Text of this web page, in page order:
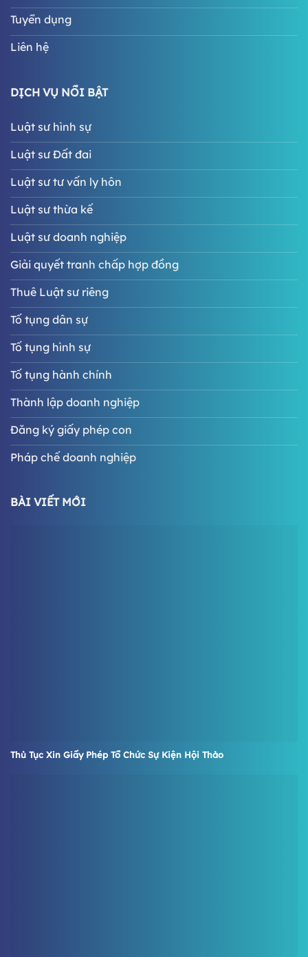
Tuyển dụng
Liên hệ
DỊCH VỤ NỔI BẬT
Luật sư hình sự
Luật sư Đất đai
Luật sư tư vấn ly hôn
Luật sư thừa kế
Luật sư doanh nghiệp
Giải quyết tranh chấp hợp đồng
Thuê Luật sư riêng
Tố tụng dân sự
Tố tụng hình sự
Tố tụng hành chính
Thành lập doanh nghiệp
Đăng ký giấy phép con
Pháp chế doanh nghiệp
BÀI VIẾT MỚI
Thủ Tục Xin Giấy Phép Tổ Chức Sự Kiện Hội Thảo